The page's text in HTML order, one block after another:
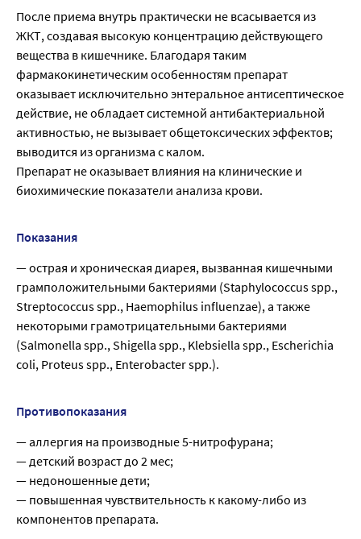
После приема внутрь практически не всасывается из
ЖКТ, создавая высокую концентрацию действующего
вещества в кишечнике. Благодаря таким
фармакокинетическим особенностям препарат
оказывает исключительно энтеральное антисептическое
действие, не обладает системной антибактериальной
активностью, не вызывает общетоксических эффектов;
выводится из организма с калом.
Препарат не оказывает влияния на клинические и
биохимические показатели анализа крови.
Показания
— острая и хроническая диарея, вызванная кишечными
грамположительными бактериями (Staphylococcus spp.,
Streptococcus spp., Haemophilus influenzae), а также
некоторыми грамотрицательными бактериями
(Salmonella spp., Shigella spp., Klebsiella spp., Escherichia
coli, Proteus spp., Enterobacter spp.).
Противопоказания
— аллергия на производные 5-нитрофурана;
— детский возраст до 2 мес;
— недоношенные дети;
— повышенная чувствительность к какому-либо из
компонентов препарата.